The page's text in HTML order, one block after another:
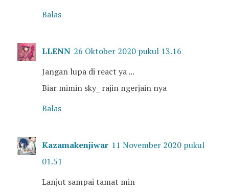
Balas
LLENN 26 Oktober 2020 pukul 13.16
Jangan lupa di react ya ...
Biar mimin sky_ rajin ngerjain nya
Balas
Kazamakenjiwar 11 November 2020 pukul
01.51
Lanjut sampai tamat min